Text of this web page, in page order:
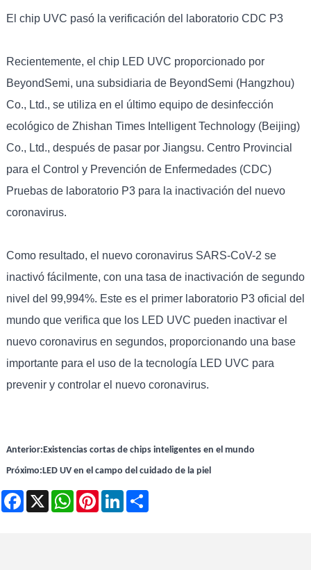
El chip UVC pasó la verificación del laboratorio CDC P3
Recientemente, el chip LED UVC proporcionado por
BeyondSemi, una subsidiaria de BeyondSemi (Hangzhou)
Co., Ltd., se utiliza en el último equipo de desinfección
ecológico de Zhishan Times Intelligent Technology (Beijing)
Co., Ltd., después de pasar por Jiangsu. Centro Provincial
para el Control y Prevención de Enfermedades (CDC)
Pruebas de laboratorio P3 para la inactivación del nuevo
coronavirus.
Como resultado, el nuevo coronavirus SARS-CoV-2 se
inactivó fácilmente, con una tasa de inactivación de segundo
nivel del 99,994%. Este es el primer laboratorio P3 oficial del
mundo que verifica que los LED UVC pueden inactivar el
nuevo coronavirus en segundos, proporcionando una base
importante para el uso de la tecnología LED UVC para
prevenir y controlar el nuevo coronavirus.
Anterior:Existencias cortas de chips inteligentes en el mundo
Próximo:LED UV en el campo del cuidado de la piel
Facebook
X WhatsAppPinterestLinkedIn